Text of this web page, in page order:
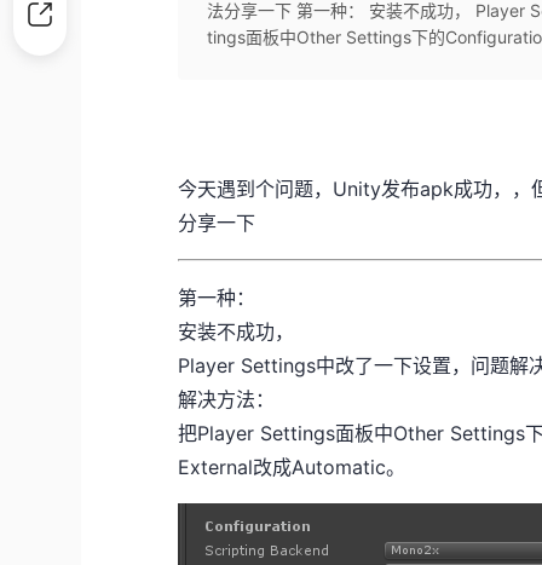
法分享一下 第一种： 安装不成功， Player
tings面板中Other Settings下的
今天遇到个问题，Unity发布apk成功，，
分享一下
第一种：
安装不成功，
Player Settings中改了一下设置，问题解
解决方法：
把Player Settings面板中Other Settings
External改成Automatic。